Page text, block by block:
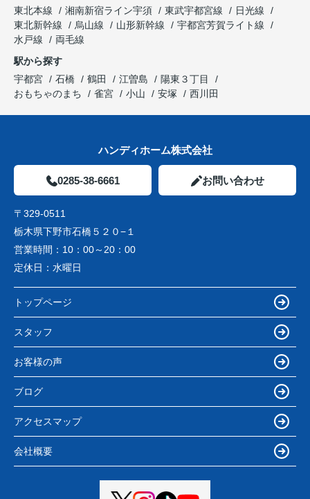
東北本線
湘南新宿ライン宇須 東武宇都宮線
日光線
東北新幹線
烏山線 山形新幹線
宇都宮芳賀ライト線
水戸線
両毛線
駅から探す
宇都宮
石橋 鶴田 江曽島
陽東３丁目
おもちゃのまち
雀宮 小山 安塚 西川田
ハンディホーム株式会社
0285-38-6661 お問い合わせ
〒329-0511
栃木県下野市石橋５２０−１
営業時間： 10：00～20：00
定休日： 水曜日
トップページ
スタッフ
お客様の声
ブログ
アクセスマップ
会社概要